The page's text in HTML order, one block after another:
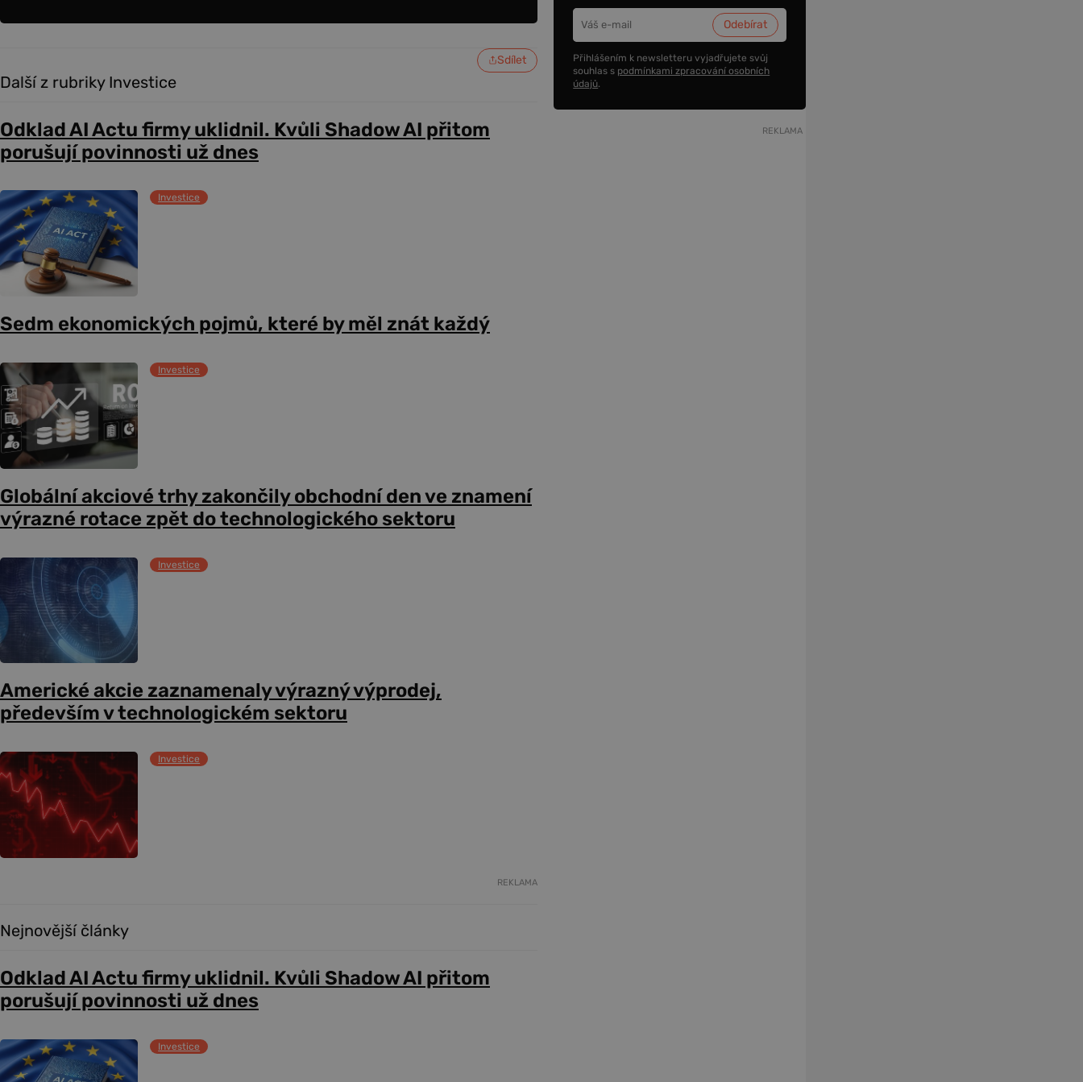
Sdílet
Další z rubriky Investice
Odklad AI Actu firmy uklidnil. Kvůli Shadow AI přitom
porušují povinnosti už dnes
Investice
Sedm ekonomických pojmů, které by měl znát každý
Investice
Globální akciové trhy zakončily obchodní den ve znamení
výrazné rotace zpět do technologického sektoru
Investice
Americké akcie zaznamenaly výrazný výprodej,
především v technologickém sektoru
Investice
REKLAMA
Nejnovější články
Odklad AI Actu firmy uklidnil. Kvůli Shadow AI přitom
porušují povinnosti už dnes
Investice
Přihlášením k newsletteru vyjadřujete svůj
souhlas s podmínkami zpracování osobních
údajů.
REKLAMA